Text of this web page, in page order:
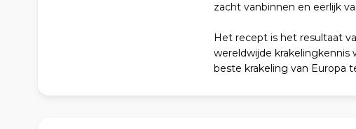
zacht vanbinnen en eerlijk
Het recept is het resultaat
wereldwijde
beste krakeling van Europa